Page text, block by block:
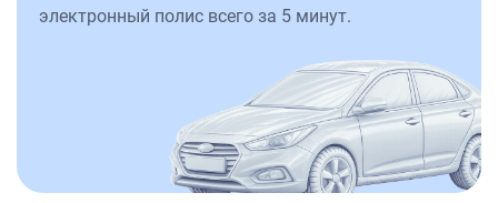
электронный полис всего за 5 минут.